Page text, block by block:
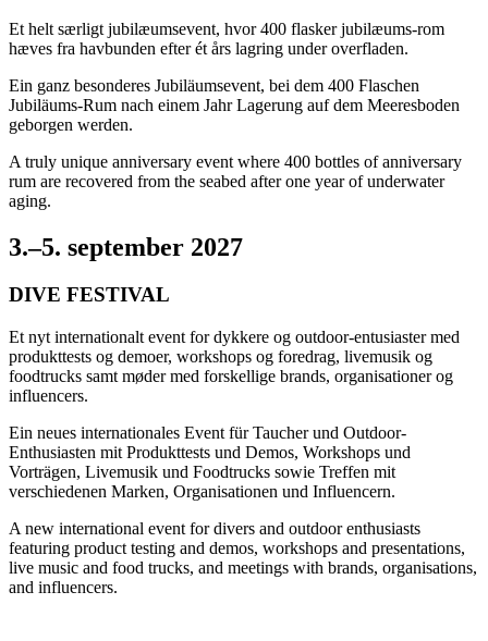
Et helt særligt jubilæumsevent, hvor 400 flasker jubilæums-rom
hæves fra havbunden efter ét års lagring under overfladen.
Ein ganz besonderes Jubiläumsevent, bei dem 400 Flaschen
Jubiläums-Rum nach einem Jahr Lagerung auf dem Meeresboden
geborgen werden.
A truly unique anniversary event where 400 bottles of anniversary
rum are recovered from the seabed after one year of underwater
aging.
3.–5. september 2027
DIVE FESTIVAL
Et nyt internationalt event for dykkere og outdoor-entusiaster med
produkttests og demoer, workshops og foredrag, livemusik og
foodtrucks samt møder med forskellige brands, organisationer og
influencers.
Ein neues internationales Event für Taucher und Outdoor-
Enthusiasten mit Produkttests und Demos, Workshops und
Vorträgen, Livemusik und Foodtrucks sowie Treffen mit
verschiedenen Marken, Organisationen und Influencern.
A new international event for divers and outdoor enthusiasts
featuring product testing and demos, workshops and presentations,
live music and food trucks, and meetings with brands, organisations,
and influencers.